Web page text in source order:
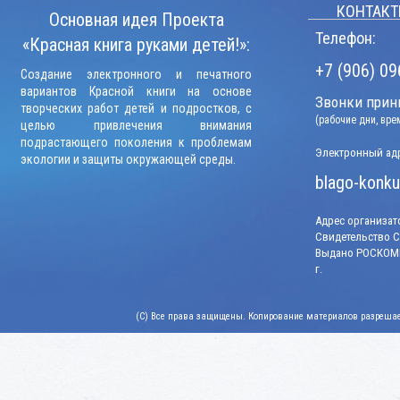
Основная идея Проекта
«Красная книга руками детей!»:
Создание электронного и печатного
вариантов Красной книги на основе
творческих работ детей и подростков, с
целью привлечения внимания
подрастающего поколения к проблемам
экологии и защиты окружающей среды.
Телефон:
+7 (906)
Звонки
(рабочие дни,
Электронный
blago-
Адрес
Свидетельство
Выдано
г.
(C) Все права защищены. Копирование материалов